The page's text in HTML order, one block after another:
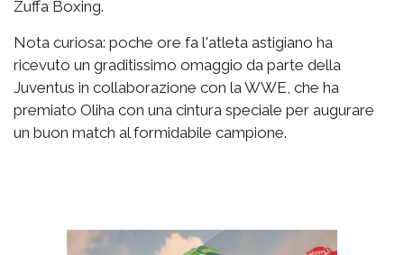
Zuffa Boxing.
Nota curiosa: poche ore fa l'atleta astigiano ha
ricevuto un graditissimo omaggio da parte della
Juventus in collaborazione con la WWE, che ha
premiato Oliha con una cintura speciale per augurare
un buon match al formidabile campione.